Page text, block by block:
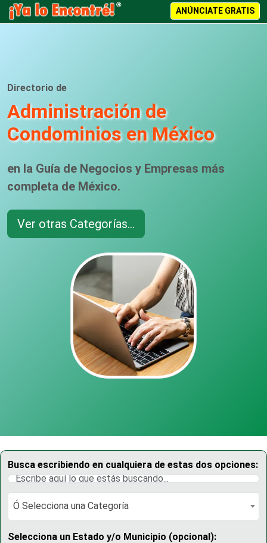
ANÚNCIATE GRATIS
Directorio de
Administración de
Condominios en México
en la Guía de Negocios y Empresas más
completa de México.
Ver otras Categorías...
Busca escribiendo en cualquiera de estas dos opciones:
Ó Selecciona una Categoría
Ó Selecciona una Categoría
Selecciona un Estado y/o Municipio (opcional):